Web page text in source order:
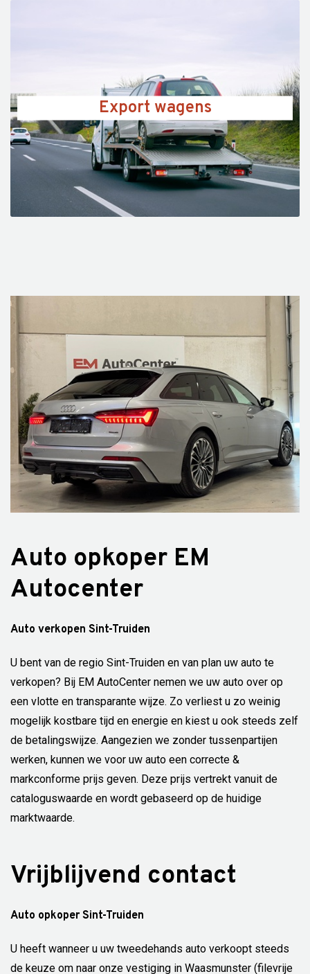
Export wagens
Auto opkoper EM
Autocenter
Auto verkopen Sint-Truiden
U bent van de regio Sint-Truiden en van plan uw auto te
verkopen? Bij EM AutoCenter nemen we uw auto over op
een vlotte en transparante wijze. Zo verliest u zo weinig
mogelijk kostbare tijd en energie en kiest u ook steeds zelf
de betalingswijze. Aangezien we zonder tussenpartijen
werken, kunnen we voor uw auto een correcte &
markconforme prijs geven. Deze prijs vertrekt vanuit de
cataloguswaarde en wordt gebaseerd op de huidige
marktwaarde.
Vrijblijvend contact
Auto opkoper Sint-Truiden
U heeft wanneer u uw tweedehands auto verkoopt steeds
de keuze om naar onze vestiging in Waasmunster (filevrije